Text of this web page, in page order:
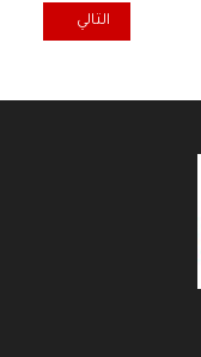
نوئيل الفنلندي*المقال التالي:
التالي